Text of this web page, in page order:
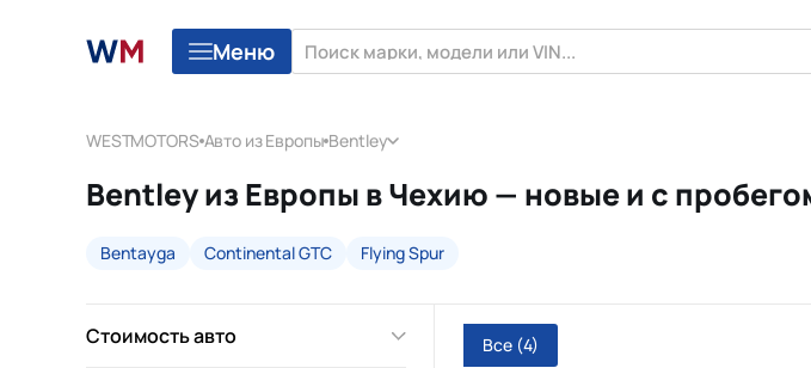
Меню
WESTMOTORS Авто из Европы Bentley
Bentley из Европы в Чехию — новые и с
Bentayga Continental GTC Flying Spur
Стоимость авто Все (4)